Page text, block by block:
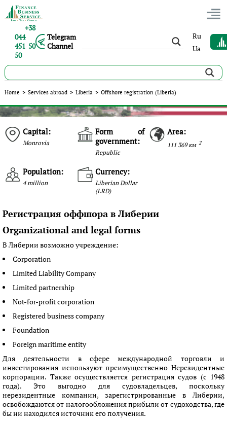
+38
044
451 50
50
Telegram
Channel
Ru
Ua
Home > Services abroad > Liberia > Offshore registration (Liberia)
Capital:
Monrovia
Form of
government:
Republic
Area:
111 369 км 2
Population:
4 million
Currency:
Liberian Dollar
(LRD)
Регистрация оффшора в Либерии
Organizational and legal forms
В Либерии возможно учреждение:
Corporation
Limited Liability Company
Limited partnership
Not-for-profit corporation
Registered business company
Foundation
Foreign maritime entity
Для деятельности в сфере международной торговли и
инвестирования используют преимущественно Нерезидентные
корпорации. Также осуществляется регистрация судов (с 1948
года). Это выгодно для судовладельцев, поскольку
нерезидентные компании, зарегистрированные в Либерии,
освобождаются от налогообложения прибыли от судоходства, где
бы ни находился источник его получения.